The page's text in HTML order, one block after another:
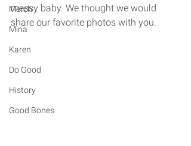
Merch
Mina
Karen
Do Good
History
Good Bones
messy baby. We thought we would
share our favorite photos with you.